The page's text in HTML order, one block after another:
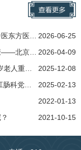
2026-06-25
筋骨疼痛难题
2026-04-09
展首场医患座谈会
2025-12-08
行走能力
2025-02-13
柏立群
2022-01-13
2021-10-15